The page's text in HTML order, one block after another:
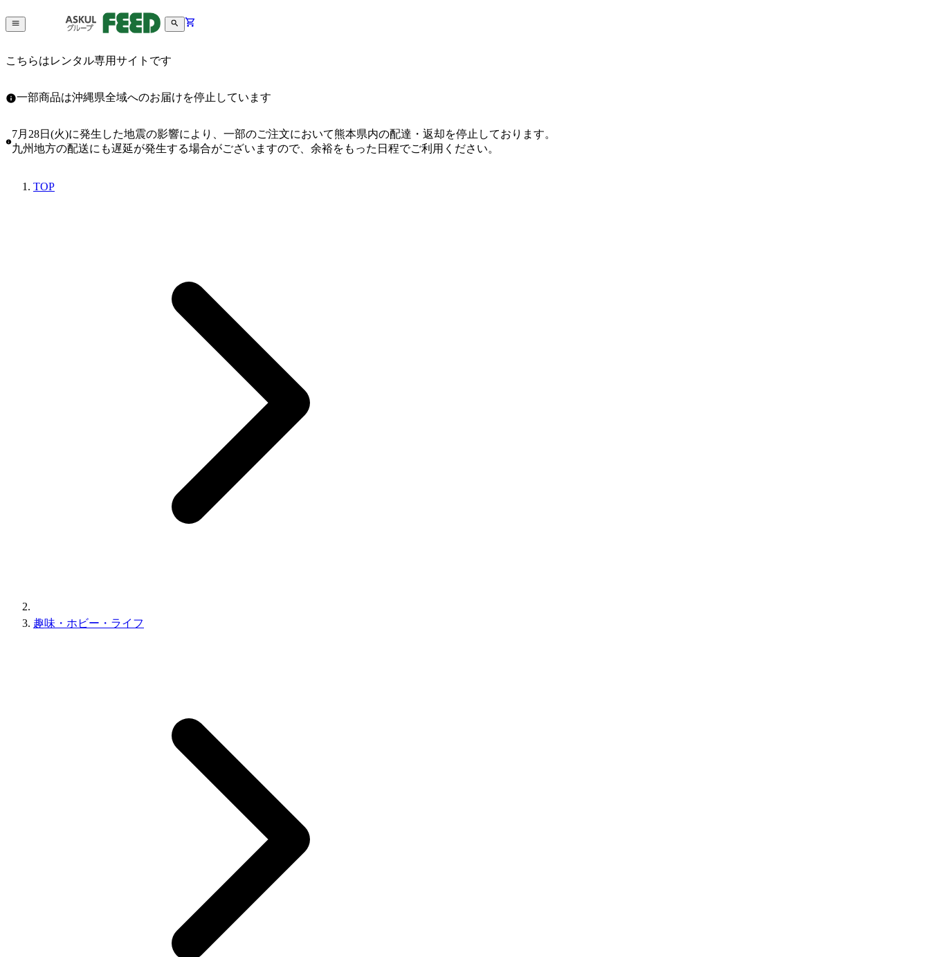
こちらはレンタル専用サイトです
一部商品は沖縄県全域へのお届けを停止しています
7月28日(火)に発生した地震の影響により、一部のご注文において熊本県内の配達・返却を停止しております。
九州地方の配送にも遅延が発生する場合がございますので、余裕をもった日程でご利用ください。
TOP
趣味・ホビー・ライフ